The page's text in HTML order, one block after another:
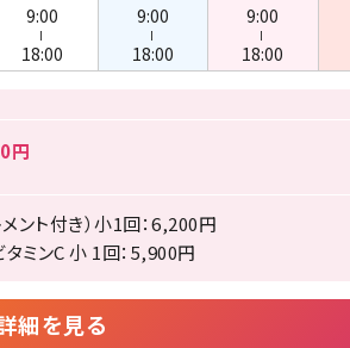
9:00
18:00
9:00
18:00
9:00
18:00
円
ント付き）小1回：6,200円
タミンC 小 1回：5,900円
細を見る